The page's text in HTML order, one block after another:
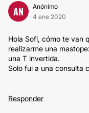
AN
Anónimo
4 ene 2020
Hola Sofi, cómo te van
realizarme una
una T invertida.
Solo fui a una consulta
Responder